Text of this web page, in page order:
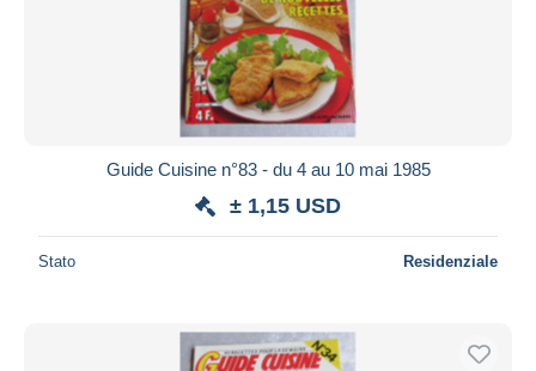
Guide Cuisine n°83 - du 4 au 10 mai 1985
± 1,15 USD
Stato Residenziale